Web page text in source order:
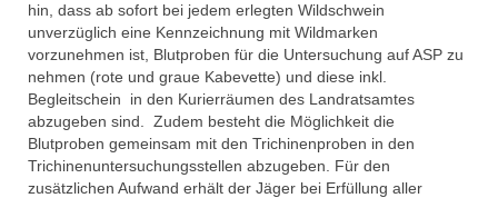
hin, dass ab sofort bei jedem erlegten Wildschwein
unverzüglich eine Kennzeichnung mit Wildmarken
vorzunehmen ist, Blutproben für die Untersuchung auf ASP zu
nehmen (rote und graue Kabevette) und diese inkl.
Begleitschein in den Kurierräumen des Landratsamtes
abzugeben sind. Zudem besteht die Möglichkeit die
Blutproben gemeinsam mit den Trichinenproben in den
Trichinenuntersuchungsstellen abzugeben. Für den
zusätzlichen Aufwand erhält der Jäger bei Erfüllung aller